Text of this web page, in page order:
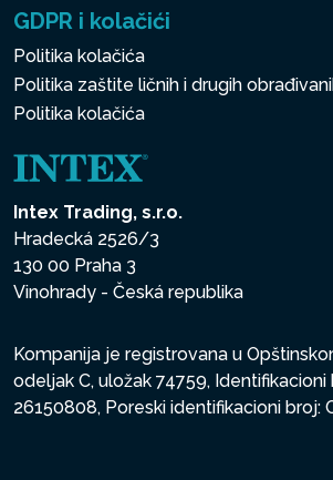
GDPR i kolačići
Politika kolačića
Politika zaštite ličnih i drugih
Politika kolačića
Intex Trading, s.r.o.
Hradecká 2526/3
130 00 Praha 3
Vinohrady - Česká republika
Kompanija je registrovana u
odeljak C, uložak 74759,
26150808, Poreski identifikacioni broj: